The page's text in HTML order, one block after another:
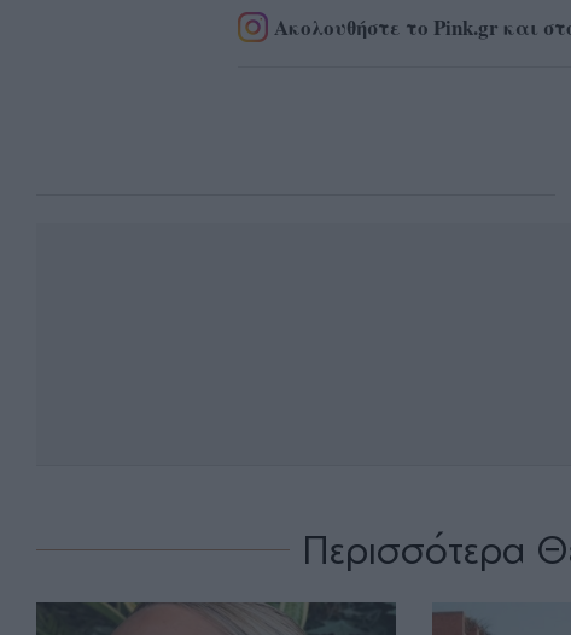
Ακολουθήστε το Pink.gr και
Περισσότερα